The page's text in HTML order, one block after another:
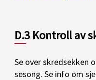
D.3 Kontroll av
Se over skredsekken
sesong. Se info om